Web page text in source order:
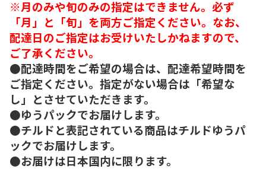
※月のみや旬のみの指定はできません。必ず
「月」と「旬」を両方ご指定ください。なお、
配達日のご指定はお受けいたしかねますので、
ご了承ください。
●配達時間をご希望の場合は、配達希望時間を
ご指定ください。指定がない場合は「希望な
し」とさせていただきます。
●ゆうパックでお届けします。
●チルドと表記されている商品はチルドゆうパ
ックでお届けします。
●お届けは日本国内に限ります。